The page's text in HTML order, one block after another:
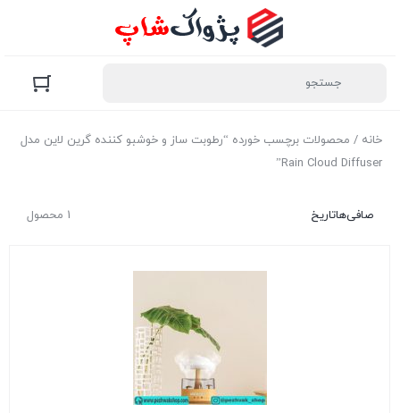
خانه / محصولات برچسب خورده “رطوبت ساز و خوشبو کننده گرین لاین مدل
Rain Cloud Diffuser”
1 محصول صافی‌هاتاریخ